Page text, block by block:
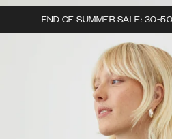
END OF SUMMER SALE: 30-